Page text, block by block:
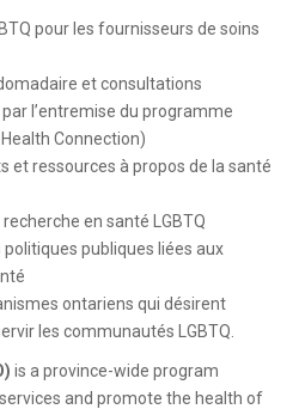
pour les fournisseurs de soins
et consultations
l’entremise du programme
Connection)
et ressources à propos de la santé
en santé LGBTQ
politiques publiques liées aux
ontariens qui désirent
les communautés LGBTQ.
is a province-wide program
and promote the health of